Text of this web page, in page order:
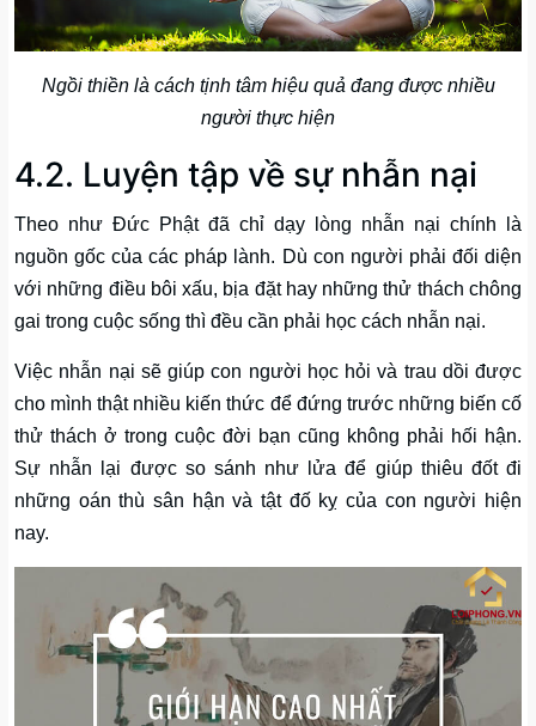
Ngồi thiền là cách tịnh tâm hiệu quả đang được nhiều
người thực hiện
4.2. Luyện tập về sự nhẫn nại
Theo như Đức Phật đã chỉ dạy lòng nhẫn nại chính là
nguồn gốc của các pháp lành. Dù con người phải đối diện
với những điều bôi xấu, bịa đặt hay những thử thách chông
gai trong cuộc sống thì đều cần phải học cách nhẫn nại.
Việc nhẫn nại sẽ giúp con người học hỏi và trau dồi được
cho mình thật nhiều kiến thức để đứng trước những biến cố
thử thách ở trong cuộc đời bạn cũng không phải hối hận.
Sự nhẫn lại được so sánh như lửa để giúp thiêu đốt đi
những oán thù sân hận và tật đố kỵ của con người hiện
nay.